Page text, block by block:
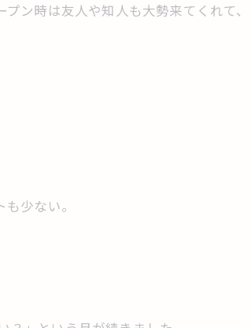
ン時は友人や知人も大勢来てくれて
少ない。